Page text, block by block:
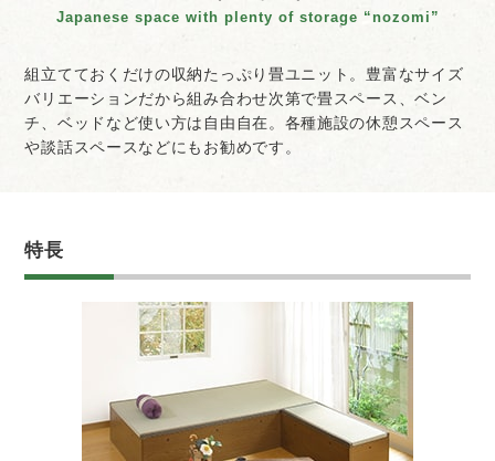
Japanese space with plenty of storage “nozomi”
組立てておくだけの収納たっぷり畳ユニット。豊富なサイズ
バリエーションだから組み合わせ次第で畳スペース、ベン
チ、ベッドなど使い方は自由自在。各種施設の休憩スペース
や談話スペースなどにもお勧めです。
特長